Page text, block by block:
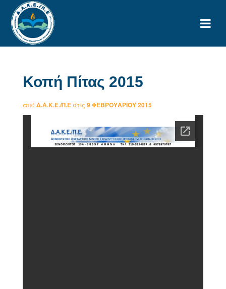
Κοπή Πίτας 2015
από Δ.Α.Κ.Ε./Π.Εστις 9 ΦΕΒΡΟΥΑΡΊΟΥ 2015